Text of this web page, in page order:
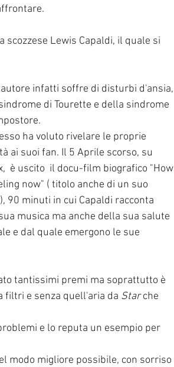
Lewis Capaldi, il quale si
infatti soffre di disturbi d'ansia,
di Tourette e della sindrome
ha voluto rivelare le proprie
ai suoi fan. Il 5 Aprile scorso, su
è uscito  il docu-film biografico "How
now" ( titolo anche di un suo
90 minuti in cui Capaldi racconta
musica ma anche della sua salute
e dal quale emergono le sue
tantissimi premi ma soprattutto è
filtri e senza quell'aria da Star che
e lo reputa un esempio per
modo migliore possibile, con sorriso